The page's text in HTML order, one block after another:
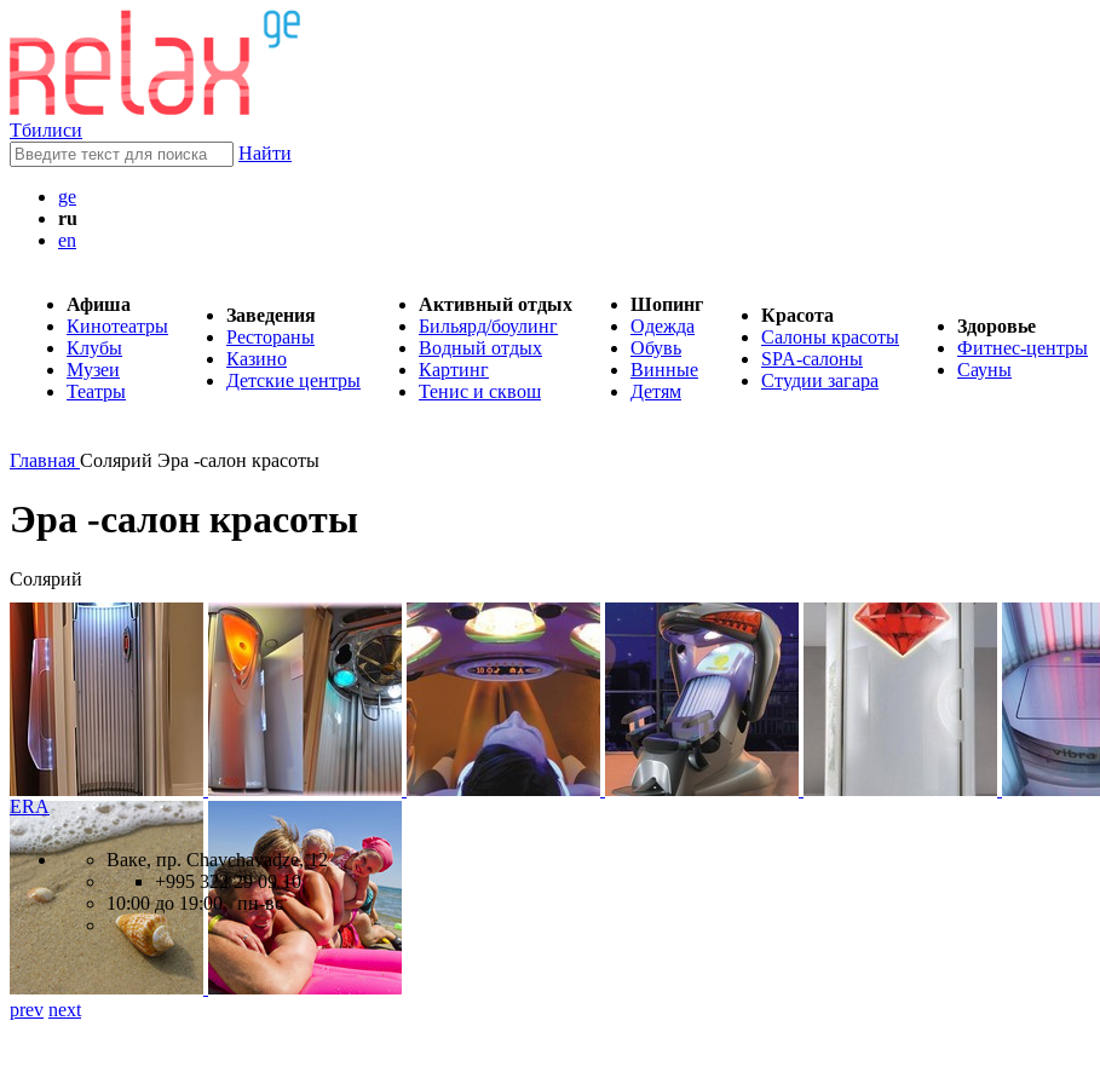
Тбилиси
Найти
ge
ru
en
Афиша
Кинотеатры
Клубы
Музеи
Театры
Заведения
Рестораны
Казино
Детские центры
Активный отдых
Бильярд/боулинг
Водный отдых
Картинг
Тенис и сквош
Шопинг
Одежда
Обувь
Винные
Детям
Красота
Салоны красоты
SPA-салоны
Студии загара
Здоровье
Фитнес-центры
Сауны
Главная Солярий Эра -салон красоты
Эра -салон красоты
Солярий
prev next
ERA
Ваке, пр. Chavchavadze, 12
+995 322 29 09 10
10:00 до 19:00 пн-вс